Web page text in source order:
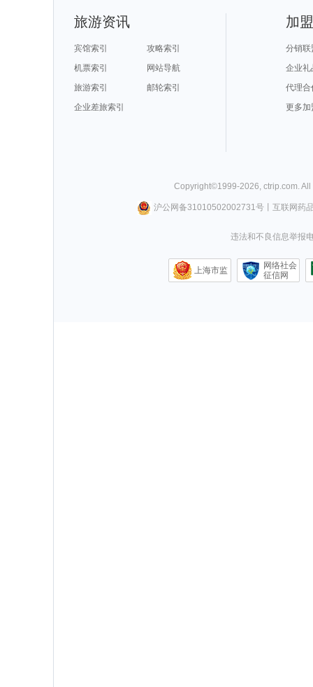
旅游资讯
宾馆索引
攻略索引
机票索引
网站导航
旅游索引
邮轮索引
企业差旅索引
加
分销联
企业礼
代理合
更多加
Copyright©1999-2026, ctrip.com.
沪公网备31010502002731号丨 互联网药
违法和不良信息举报
上海市监
网络社会
征信网